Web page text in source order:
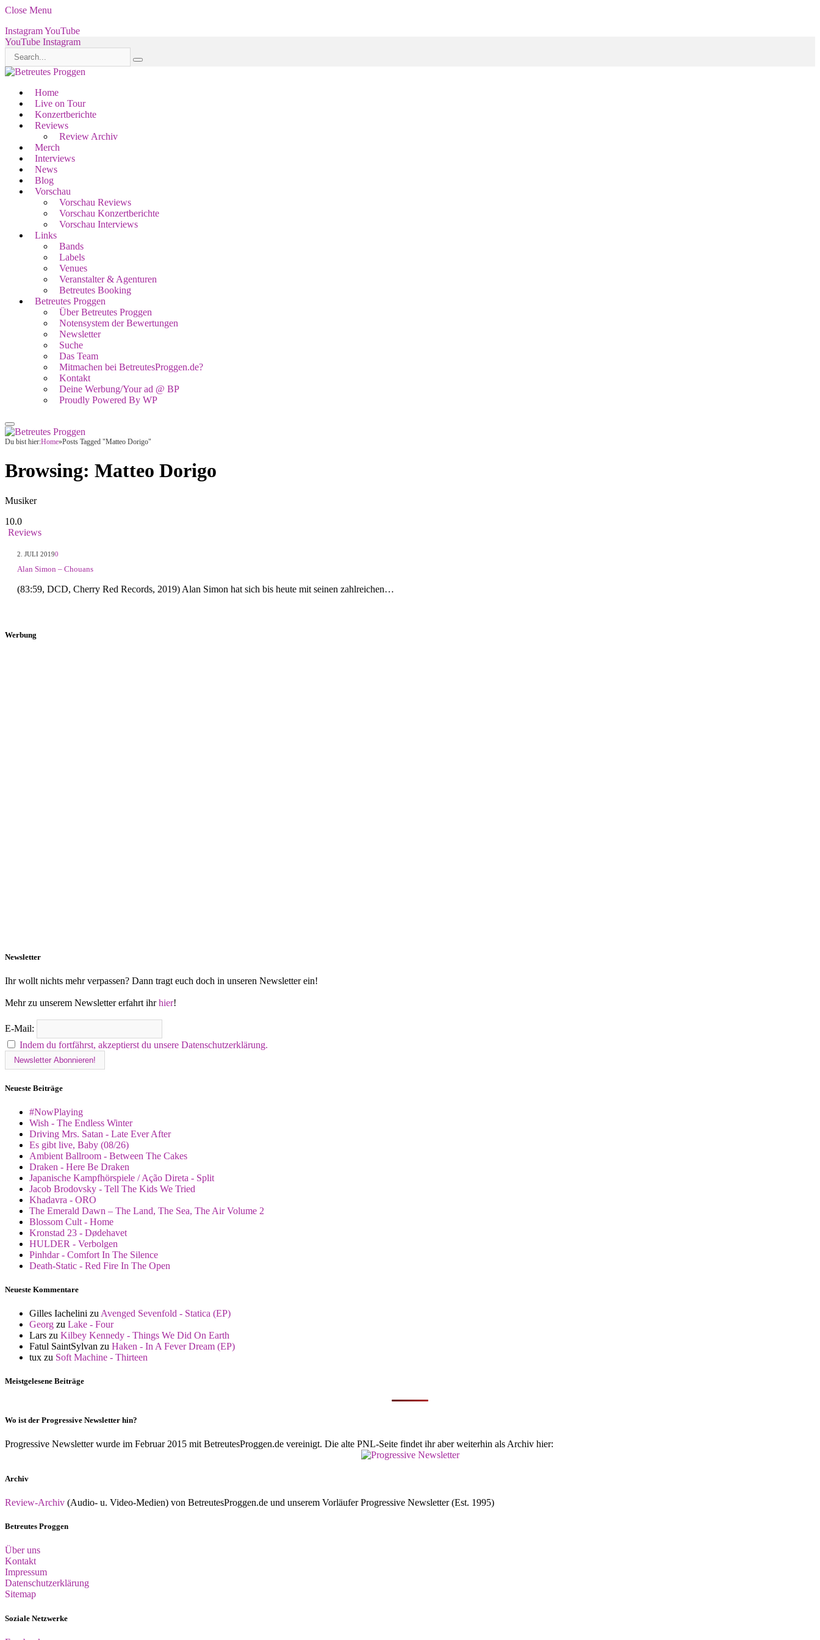
Close Menu
InstagramYouTube
YouTube Instagram
Home
Live on Tour
Konzertberichte
Reviews
Review Archiv
Merch
Interviews
News
Blog
Vorschau
Vorschau Reviews
Vorschau Konzertberichte
Vorschau Interviews
Links
Bands
Labels
Venues
Veranstalter & Agenturen
Betreutes Booking
Betreutes Proggen
Über Betreutes Proggen
Notensystem der Bewertungen
Newsletter
Suche
Das Team
Mitmachen bei BetreutesProggen.de?
Kontakt
Deine Werbung/Your ad @ BP
Proudly Powered By WP
Du bist hier:Home»Posts Tagged "Matteo Dorigo"
Browsing: Matteo Dorigo
Musiker
10.0
Reviews
2. JULI 20190
Alan Simon – Chouans
(83:59, DCD, Cherry Red Records, 2019) Alan Simon hat sich bis heute mit seinen zahlreichen…
Werbung
Newsletter
Ihr wollt nichts mehr verpassen? Dann tragt euch doch in unseren Newsletter ein!
Mehr zu unserem Newsletter erfahrt ihrhier!
E-Mail:
Indem du fortfährst, akzeptierst du unsere Datenschutzerklärung.
Neueste Beiträge
#NowPlaying
Wish - The Endless Winter
Driving Mrs. Satan - Late Ever After
Es gibt live, Baby (08/26)
Ambient Ballroom - Between The Cakes
Draken - Here Be Draken
Japanische Kampfhörspiele / Ação Direta - Split
Jacob Brodovsky - Tell The Kids We Tried
Khadavra - ORO
The Emerald Dawn – The Land, The Sea, The Air Volume 2
Blossom Cult - Home
Kronstad 23 - Dødehavet
HULDER - Verbolgen
Pinhdar - Comfort In The Silence
Death-Static - Red Fire In The Open
Neueste Kommentare
Gilles Iachelini zu Avenged Sevenfold - Statica (EP)
Georg zu Lake - Four
Lars zu Kilbey Kennedy - Things We Did On Earth
Fatul SaintSylvan zu Haken - In A Fever Dream (EP)
tux zu Soft Machine - Thirteen
Meistgelesene Beiträge
Wo ist der Progressive Newsletter hin?
Progressive Newsletter wurde im Februar 2015 mit BetreutesProggen.de vereinigt. Die alte PNL-Seite findet ihr aber weiterhin als Archiv hier:
Archiv
Review-Archiv (Audio- u. Video-Medien) von BetreutesProggen.de und unserem Vorläufer Progressive Newsletter (Est. 1995)
Betreutes Proggen
Über uns
Kontakt
Impressum
Datenschutzerklärung
Sitemap
Soziale Netzwerke